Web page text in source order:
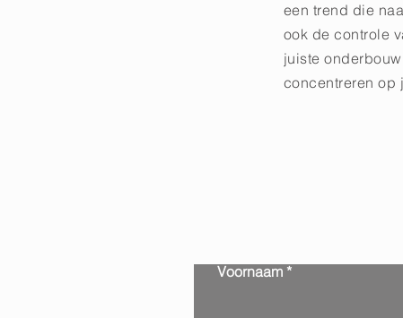
een trend die
ook de controle
juiste
concentreren op
Voornaam